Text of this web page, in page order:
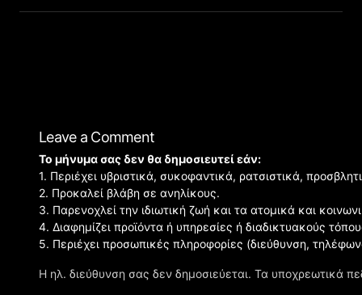
Leave a Comment
Η ηλ. διεύθυνση σας δεν δημοσιεύεται. Τα υποχρεωτικά
Το μήνυμα σας δεν θα δημοσιευτεί εάν:
1. Περιέχει υβριστικά, συκοφαντικά, ρατσιστικά,
2. Προκαλεί βλάβη σε ανηλίκους.
3. Παρενοχλεί την ιδιωτική ζωή και τα ατομικά και
4. Διαφημίζει προϊόντα ή υπηρεσίες ή διαδικτυακούς
5. Περιέχει προσωπικές πληροφορίες (διεύθυνση,